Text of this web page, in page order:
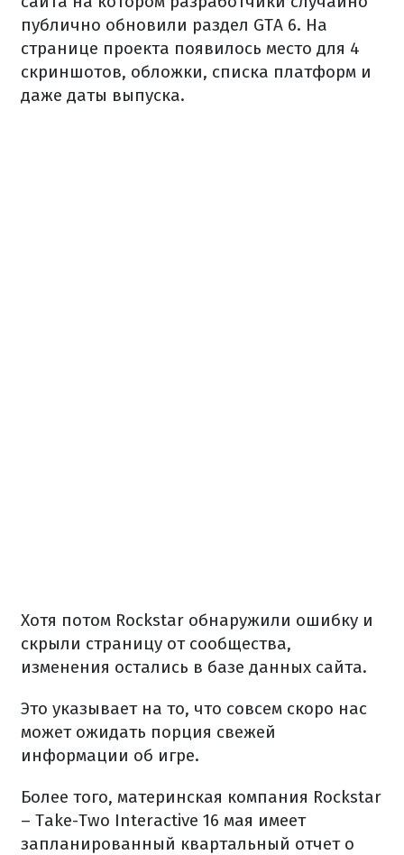
публично обновили раздел GTA 6. На
странице проекта появилось место для 4
скриншотов, обложки, списка платформ и
даже даты выпуска.
Хотя потом Rockstar обнаружили ошибку и
скрыли страницу от сообщества,
изменения остались в базе данных сайта.
Это указывает на то, что совсем скоро нас
может ожидать порция свежей
информации об игре.
Более того, материнская компания Rockstar
– Take-Two Interactive 16 мая имеет
запланированный квартальный отчет о